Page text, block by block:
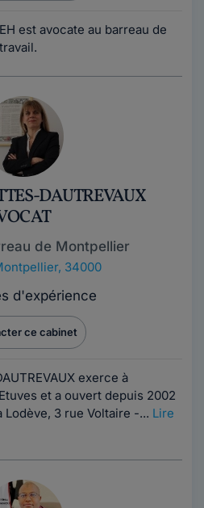
est avocate au barreau de
DAUTREVAUX
de Montpellier
34000
d'expérience
ce cabinet
exerce à
et a ouvert depuis 2002
3 rue Voltaire -... Lire